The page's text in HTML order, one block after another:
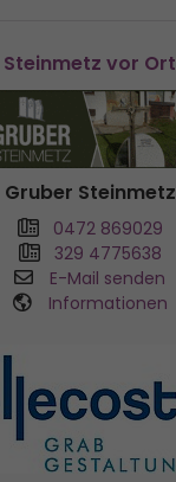
Steinmetz vor Ort
Gruber Steinmetz
0472 869029
329 4775638
E-Mail senden
Informationen